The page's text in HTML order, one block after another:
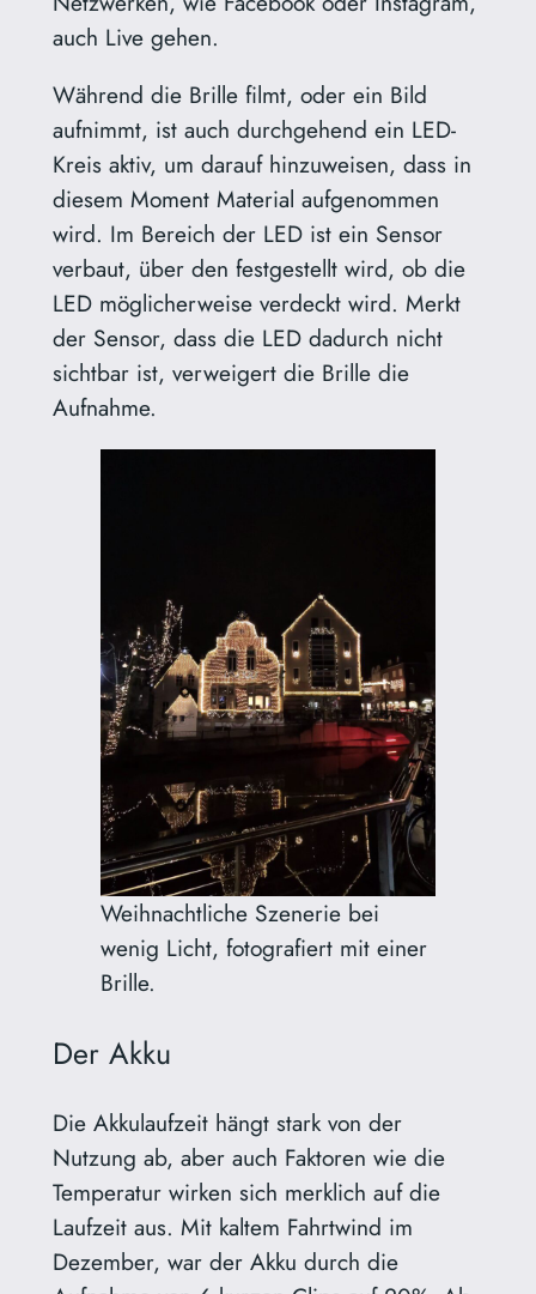
auch Live gehen.
Während die Brille filmt, oder ein Bild
aufnimmt, ist auch durchgehend ein LED-
Kreis aktiv, um darauf hinzuweisen, dass in
diesem Moment Material aufgenommen
wird. Im Bereich der LED ist ein Sensor
verbaut, über den festgestellt wird, ob die
LED möglicherweise verdeckt wird. Merkt
der Sensor, dass die LED dadurch nicht
sichtbar ist, verweigert die Brille die
Aufnahme.
Weihnachtliche Szenerie bei
wenig Licht, fotografiert mit einer
Brille.
Der Akku
Die Akkulaufzeit hängt stark von der
Nutzung ab, aber auch Faktoren wie die
Temperatur wirken sich merklich auf die
Laufzeit aus. Mit kaltem Fahrtwind im
Dezember, war der Akku durch die